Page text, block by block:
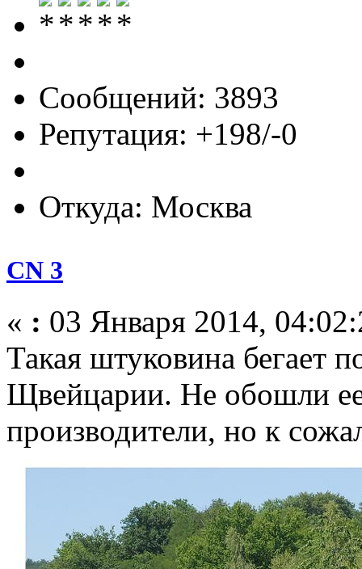
Сообщений: 3893
Репутация: +198/-0
Откуда: Москва
CN 3
« : 03 Января 2014,
Такая штуковина бегает
Щвейцарии. Не обошли
производители, но к